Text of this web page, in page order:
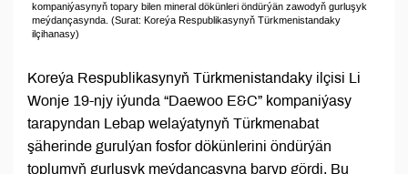
kompaniýasynyň topary bilen mineral dökünleri öndürýän zawodyň gurluşyk
meýdançasynda. (Surat: Koreýa Respublikasynyň Türkmenistandaky
ilçihanasy)
Koreýa Respublikasynyň Türkmenistandaky ilçisi Li
Wonje 19-njy iýunda “Daewoo E&C” kompaniýasy
tarapyndan Lebap welaýatynyň Türkmenabat
şäherinde gurulýan fosfor dökünlerini öndürýän
toplumyň gurluşyk meýdançasyna baryp gördi. Bu